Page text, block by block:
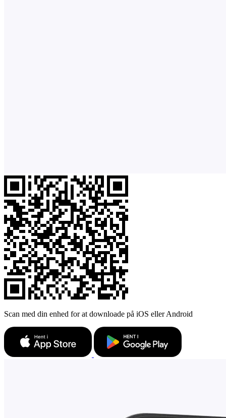
Scan med din enhed for at downloade på iOS eller Android